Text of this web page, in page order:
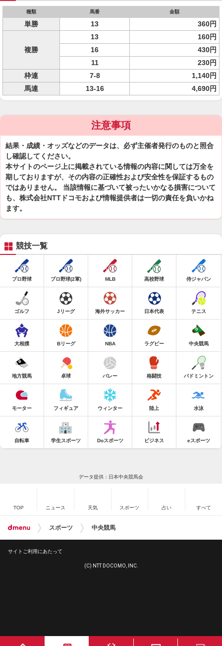
種類 馬番 金額
単勝 13 360円
複勝
13
160円
16
430円
11
230円
枠連
7-8
1,140円
馬連
13-16 4,690円
注意事項
結果・成績・オッズなどのデータは、必ず主催者発行のものと照合
し確認してください。
本サイトのページ上に掲載されている情報の内容に関しては万全を
期しておりますが、その内容の正確性および安全性を保証するもの
ではありません。 当該情報に基づいて被ったいかなる損害について
も、株式会社NTTドコモおよび情報提供者は一切の責任を負いかね
ます。
競技一覧
プロ野球 プロ野球(2軍) MLB 高校野球 侍ジャパン
ゴルフ Jリーグ 海外サッカー 日本代表 テニス
大相撲 Bリーグ NBA ラグビー 中央競馬
地方競馬 卓球 バレー 格闘技 バドミントン
モーター フィギュア ウィンター 陸上 水泳
自転車 学生スポーツ Doスポーツ ビジネス eスポーツ
データ提供：日本中央競馬会
TOP ニュース 天気 スポーツ 占い すべて
スポーツ 中央競馬
サイトご利用にあたって
(C) NTT DOCOMO, INC.